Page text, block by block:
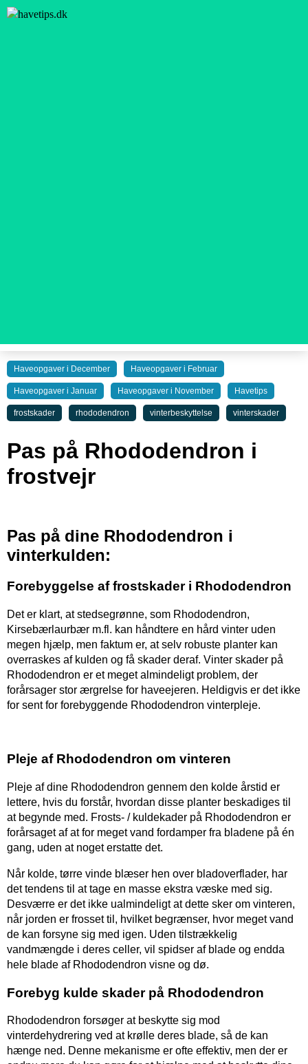
Haveopgaver i December Haveopgaver i Februar
Haveopgaver i Januar Haveopgaver i November Havetips
frostskader rhododendron vinterbeskyttelse vinterskader
Pas på Rhododendron i
frostvejr
Pas på dine Rhododendron i
vinterkulden:
Forebyggelse af frostskader i Rhododendron
Det er klart, at stedsegrønne, som Rhododendron,
Kirsebærlaurbær m.fl. kan håndtere en hård vinter uden
megen hjælp, men faktum er, at selv robuste planter kan
overraskes af kulden og få skader deraf. Vinter skader på
Rhododendron er et meget almindeligt problem, der
forårsager stor ærgrelse for haveejeren. Heldigvis er det ikke
for sent for forebyggende Rhododendron vinterpleje.
Pleje af Rhododendron om vinteren
Pleje af dine Rhododendron gennem den kolde årstid er
lettere, hvis du forstår, hvordan disse planter beskadiges til
at begynde med. Frosts- / kuldekader på Rhododendron er
forårsaget af at for meget vand fordamper fra bladene på én
gang, uden at noget erstatte det.
Når kolde, tørre vinde blæser hen over bladoverflader, har
det tendens til at tage en masse ekstra væske med sig.
Desværre er det ikke ualmindeligt at dette sker om vinteren,
når jorden er frosset til, hvilket begrænser, hvor meget vand
de kan forsyne sig med igen. Uden tilstrækkelig
vandmængde i deres celler, vil spidser af blade og endda
hele blade af Rhododendron visne og dø.
Forebyg kulde skader på Rhododendron
Rhododendron forsøger at beskytte sig mod
vinterdehydrering ved at krølle deres blade, så de kan
hænge ned. Denne mekanisme er ofte effektiv, men der er